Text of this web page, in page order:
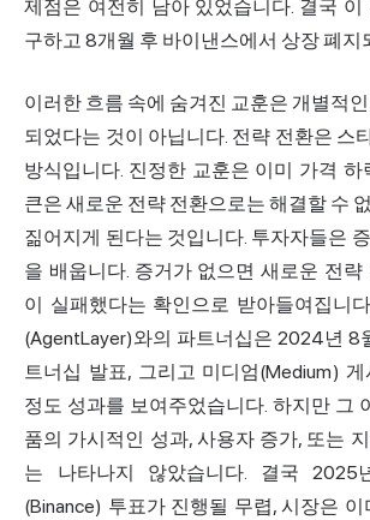
제점은 여전히 남아 있었습니다. 결국 이
구하고 8개월 후 바이낸스에서 상장 폐지
이러한 흐름 속에 숨겨진 교훈은 개별적
되었다는 것이 아닙니다. 전략 전환은 스
방식입니다. 진정한 교훈은 이미 가격
큰은 새로운 전략 전환으로는 해결할 수
짊어지게 된다는 것입니다. 투자자들은
을 배웁니다. 증거가 없으면 새로운 전
이 실패했다는 확인으로 받아들여집니
(AgentLayer)와의 파트너십은 2024년 8
트너십 발표, 그리고 미디엄(Medium)
정도 성과를 보여주었습니다. 하지만 그
품의 가시적인 성과, 사용자 증가, 또는
는 나타나지 않았습니다. 결국 2025
(Binance) 투표가 진행될 무렵, 시장은